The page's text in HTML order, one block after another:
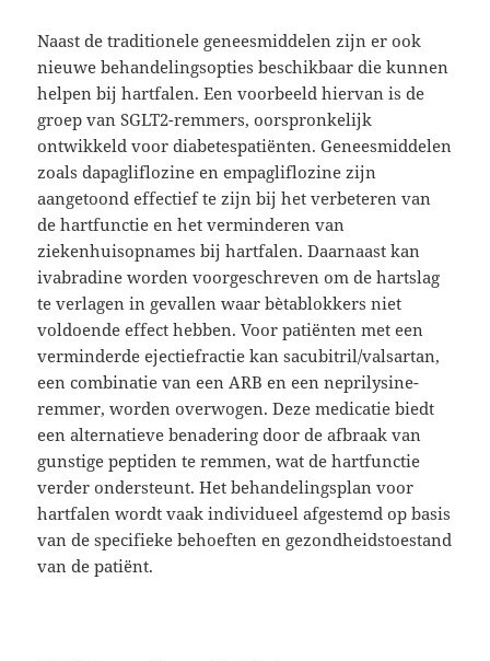
Naast de traditionele geneesmiddelen zijn er ook
nieuwe behandelingsopties beschikbaar die kunnen
helpen bij hartfalen. Een voorbeeld hiervan is de
groep van SGLT2-remmers, oorspronkelijk
ontwikkeld voor diabetespatiënten. Geneesmiddelen
zoals dapagliflozine en empagliflozine zijn
aangetoond effectief te zijn bij het verbeteren van
de hartfunctie en het verminderen van
ziekenhuisopnames bij hartfalen. Daarnaast kan
ivabradine worden voorgeschreven om de hartslag
te verlagen in gevallen waar bètablokkers niet
voldoende effect hebben. Voor patiënten met een
verminderde ejectiefractie kan sacubitril/valsartan,
een combinatie van een ARB en een neprilysine-
remmer, worden overwogen. Deze medicatie biedt
een alternatieve benadering door de afbraak van
gunstige peptiden te remmen, wat de hartfunctie
verder ondersteunt. Het behandelingsplan voor
hartfalen wordt vaak individueel afgestemd op basis
van de specifieke behoeften en gezondheidstoestand
van de patiënt.